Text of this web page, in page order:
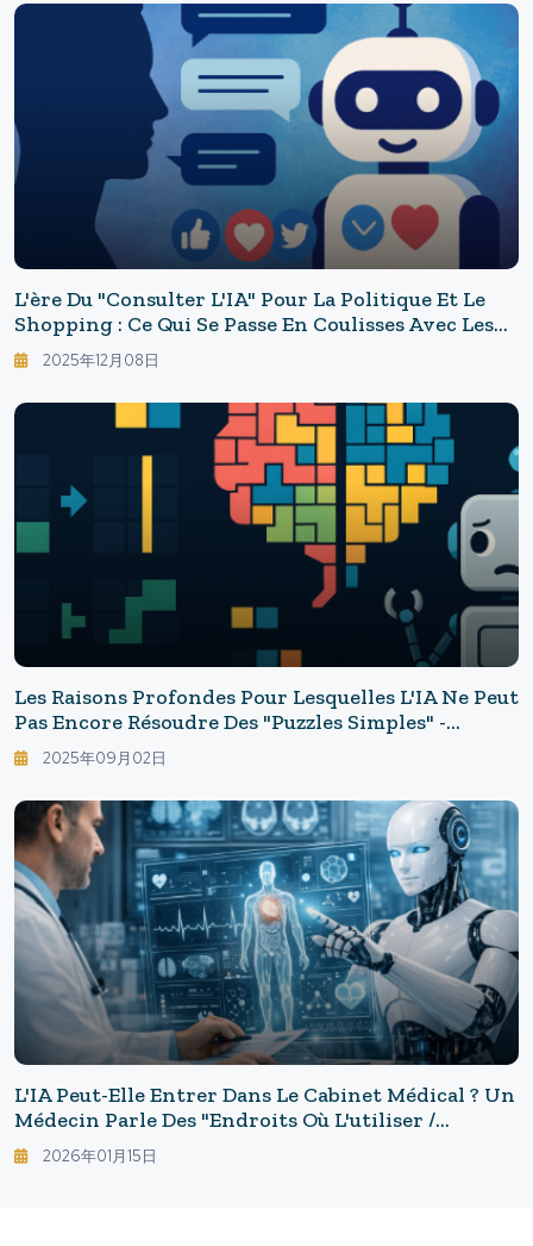
L'ère Du "consulter L'IA" Pour La Politique Et Le
Shopping : Ce Qui Se Passe En Coulisses Avec Les
Chatbots Persuasifs
2025年12月08日
Les Raisons Profondes Pour Lesquelles L'IA Ne Peut
Pas Encore Résoudre Des "puzzles Simples" -
Explorer Le Pouvoir Étonnant Du Cerveau Humain
: Les Humains Ont Les "secondes", L'IA A Le
"labyrinthe"
2025年09月02日
L'IA Peut-Elle Entrer Dans Le Cabinet Médical ? Un
Médecin Parle Des "endroits Où L'utiliser /
Endroits À Éviter"
2026年01月15日